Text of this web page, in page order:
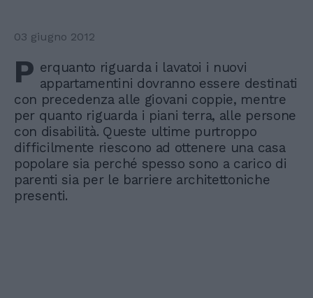
03 giugno 2012
P erquanto riguarda i lavatoi i nuovi
appartamentini dovranno essere destinati
con precedenza alle giovani coppie, mentre
per quanto riguarda i piani terra, alle persone
con disabilità. Queste ultime purtroppo
difficilmente riescono ad ottenere una casa
popolare sia perché spesso sono a carico di
parenti sia per le barriere architettoniche
presenti.